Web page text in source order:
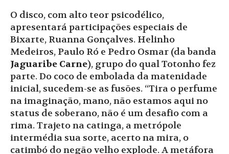
O disco, com alto teor psicodélico,
apresentará participações especiais de
Bixarte, Ruanna Gonçalves. Helinho
Medeiros, Paulo Ró e Pedro Osmar (da banda
Jaguaribe Carne), grupo do qual Totonho fez
parte. Do coco de embolada da matenidade
inicial, sucedem-se as fusões. “Tira o perfume
na imaginação, mano, não estamos aqui no
status de soberano, não é um desafio com a
rima. Trajeto na catinga, a metrópole
intermédia sua sorte, acerto na mira, o
catimbó do negão velho explode. A metáfora